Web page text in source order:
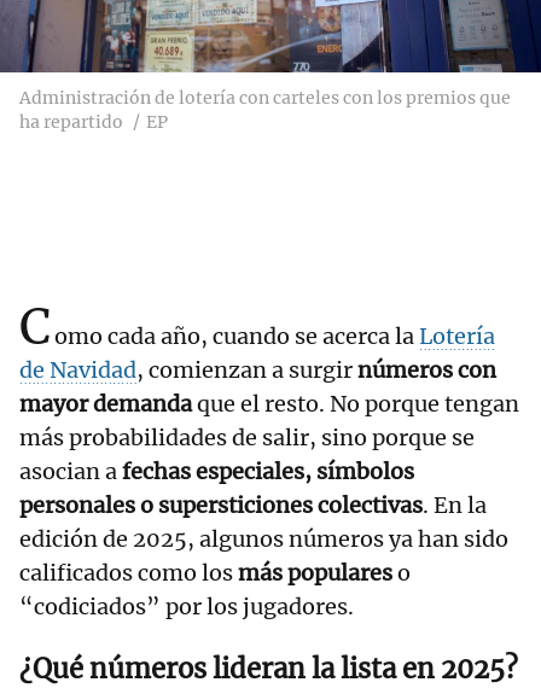
Administración de lotería con carteles con los premios que
ha repartido
EP
Como cada año, cuando se acerca laLotería
de Navidad, comienzan a surgirnúmeros con
mayor demandaque el resto. No porque tengan
más probabilidades de salir, sino porque se
asocian afechas especiales, símbolos
personales o supersticiones colectivas. En la
edición de 2025, algunos números ya han sido
calificados como losmás populareso
“codiciados” por los jugadores.
¿Qué números lideran la lista en 2025?